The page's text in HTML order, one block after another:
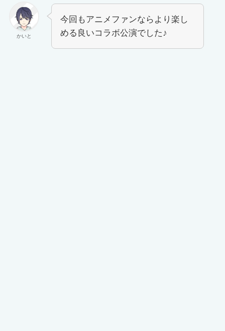
かいと
今回もアニメファンならより楽し
める良いコラボ公演でした♪